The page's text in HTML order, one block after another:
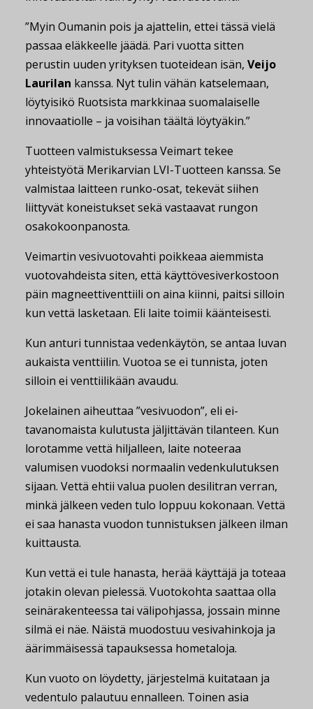
”Myin Oumanin pois ja ajattelin, ettei tässä vielä
passaa eläkkeelle jäädä. Pari vuotta sitten
perustin uuden yrityksen tuoteidean isän, Veijo
Laurilan kanssa. Nyt tulin vähän katselemaan,
löytyisikö Ruotsista markkinaa suomalaiselle
innovaatiolle – ja voisihan täältä löytyäkin.”
Tuotteen valmistuksessa Veimart tekee
yhteistyötä Merikarvian LVI-Tuotteen kanssa. Se
valmistaa laitteen runko-osat, tekevät siihen
liittyvät koneistukset sekä vastaavat rungon
osakokoonpanosta.
Veimartin vesivuotovahti poikkeaa aiemmista
vuotovahdeista siten, että käyttövesiverkostoon
päin magneettiventtiili on aina kiinni, paitsi silloin
kun vettä lasketaan. Eli laite toimii käänteisesti.
Kun anturi tunnistaa vedenkäytön, se antaa luvan
aukaista venttiilin. Vuotoa se ei tunnista, joten
silloin ei venttiilikään avaudu.
Jokelainen aiheuttaa ”vesivuodon”, eli ei-
tavanomaista kulutusta jäljittävän tilanteen. Kun
lorotamme vettä hiljalleen, laite noteeraa
valumisen vuodoksi normaalin vedenkulutuksen
sijaan. Vettä ehtii valua puolen desilitran verran,
minkä jälkeen veden tulo loppuu kokonaan. Vettä
ei saa hanasta vuodon tunnistuksen jälkeen ilman
kuittausta.
Kun vettä ei tule hanasta, herää käyttäjä ja toteaa
jotakin olevan pielessä. Vuotokohta saattaa olla
seinärakenteessa tai välipohjassa, jossain minne
silmä ei näe. Näistä muodostuu vesivahinkoja ja
äärimmäisessä tapauksessa hometaloja.
Kun vuoto on löydetty, järjestelmä kuitataan ja
vedentulo palautuu ennalleen. Toinen asia